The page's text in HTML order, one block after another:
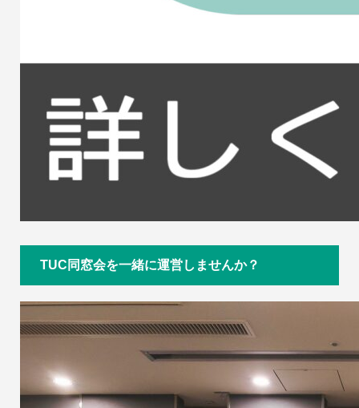
TUC同窓会を一緒に運営しませんか？